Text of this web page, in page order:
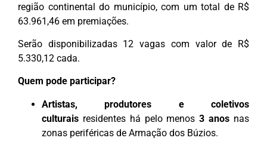
região continental do município, com um total de R$
63.961,46 em premiações.
Serão disponibilizadas 12 vagas com valor de R$
5.330,12 cada.
Quem pode participar?
Artistas, produtores e coletivos
culturais residentes há pelo menos3 anos nas
zonas periféricas de Armação dos Búzios.